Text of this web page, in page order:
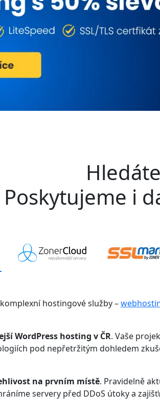
Poskytujeme i
hostingové služby –
WordPress hosting v ČR. Vaše
pod nepřetržitým dohledem
na prvním místě. Pravidelně
servery před DDoS útoky a